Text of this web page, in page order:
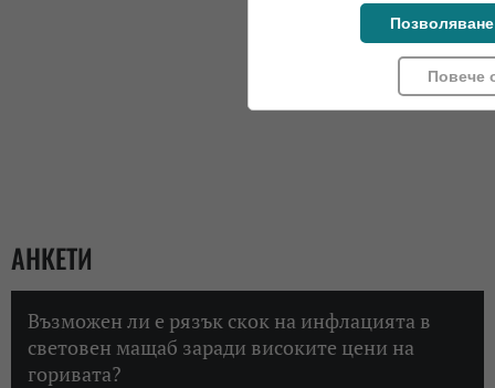
АНКЕТИ
Възможен ли е рязък скок на инфлацията в
световен мащаб заради високите цени на
горивата?
Повече